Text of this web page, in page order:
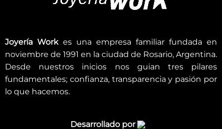
Joyería Workes una empresa familiar fundada en
noviembre de 1991 en la ciudad de Rosario, Argentina.
Desde nuestros inicios nos guian tres pilares
fundamentales; confianza, transparencia y pasión por
lo que hacemos.
Desarrollado por